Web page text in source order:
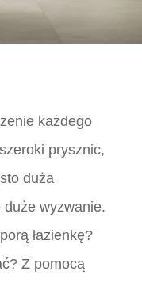
każdego
prysznic,
duża
wyzwanie.
łazienkę?
Z pomocą